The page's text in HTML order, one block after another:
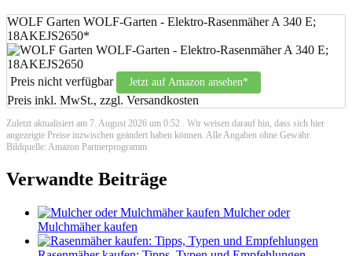
WOLF Garten WOLF-Garten - Elektro-Rasenmäher A 340 E;
18AKEJS2650*
Preis nicht verfügbar Jetzt auf Amazon ansehen*
Preis inkl. MwSt., zzgl. Versandkosten
Zuletzt aktualisiert am 7. August 2026 um 0:52 . Wir weisen darauf hin, dass sich hier
angezeigte Preise inzwischen geändert haben können. Alle Angaben ohne Gewähr.
Bildquelle: Amazon Partnerprogramm
Verwandte Beiträge
Mulcher oder
Mulchmäher kaufen